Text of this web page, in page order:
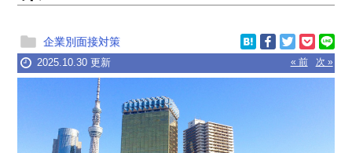
企業別面接対策
2025.10.30 更新 次 »
« 前